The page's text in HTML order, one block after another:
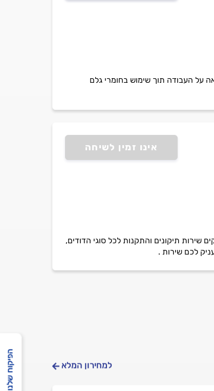
שמש וחשמל , וותק של 25 שנה בענף אחריות מלאה על העבודה תוך שימוש בחומרי גלם
אינו זמין לשיחה
מוניטין וותק רב בתחום דודי שמש והחשמל של למעלה מ 26 שנה, מעניקים שירות תיקונים והתקנות לכל סוגי הדודים,
לכם שירות .
למחירון המלא הפיקוח שלנו